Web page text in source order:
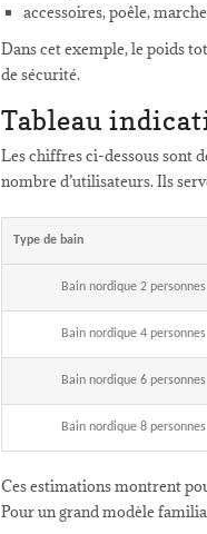
accessoires, poêle,
Dans cet exemple, le poids
de sécurité.
Tableau
Les chiffres ci-dessous sont
nombre d’utilisateurs. Ils
Type de bain
Bain nordique 2 personnes
Bain nordique 4 personnes
Bain nordique 6 personnes
Bain nordique 8 personnes
Ces estimations montrent
Pour un grand modèle